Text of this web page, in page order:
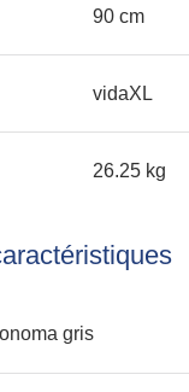
90 cm
vidaXL
26.25 kg
gris